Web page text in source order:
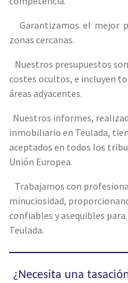
Garantizamos el mejor
zonas cercanas.
Nuestros presupuestos
costes ocultos, e incluyen
áreas adyacentes.
Nuestros informes,
inmobiliario en Teulada,
aceptados en todos los
Unión Europea.
Trabajamos con
minuciosidad,
confiables y asequibles
Teulada.
¿Necesita una